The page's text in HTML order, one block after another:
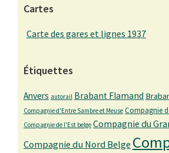
Cartes
Carte des gares et lignes 1937
Étiquettes
Anvers autorail Brabant Flamand
Compagnie d'Entre Sambre et Meuse Compagnie
Compagnie de l'Est belge Compagnie du
Compagnie du Nord Belge